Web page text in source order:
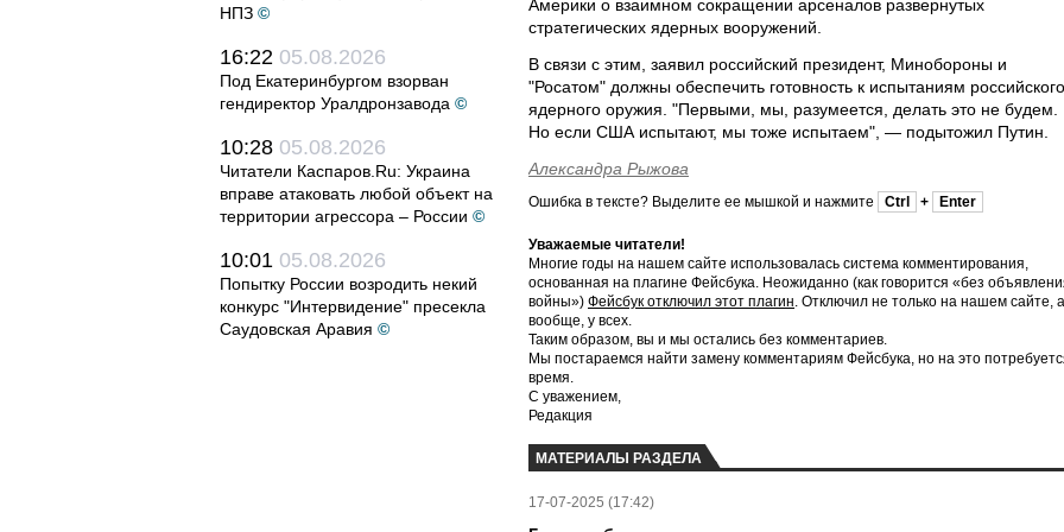
НПЗ ©
16:22 05.08.2026
Под Екатеринбургом взорван
гендиректор Уралдронзавода ©
10:28 05.08.2026
Читатели Каспаров.Ru: Украина
вправе атаковать любой объект на
территории агрессора – России ©
10:01 05.08.2026
Попытку России возродить некий
конкурс "Интервидение" пресекла
Саудовская Аравия ©
Америки о взаимном сокращении арсеналов развернутых
стратегических ядерных вооружений.
В связи с этим, заявил российский президент, Минобороны и
"Росатом" должны обеспечить готовность к испытаниям российского
ядерного оружия. "Первыми, мы, разумеется, делать это не будем.
Но если США испытают, мы тоже испытаем", — подытожил Путин.
Александра Рыжова
Ошибка в тексте? Выделите ее мышкой и нажмите Ctrl + Enter
Уважаемые читатели!
Многие годы на нашем сайте использовалась система комментирования,
основанная на плагине Фейсбука. Неожиданно (как говорится «без
войны») Фейсбук отключил этот плагин. Отключил не только на нашем сайте, а
вообще, у всех.
Таким образом, вы и мы остались без комментариев.
Мы постараемся найти замену комментариям Фейсбука, но на это
время.
С уважением,
Редакция
МАТЕРИАЛЫ РАЗДЕЛА
17-07-2025 (17:42)